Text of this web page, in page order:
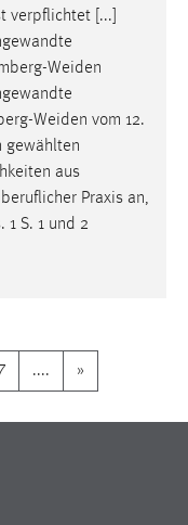
verpflichtet [...]
Weiden
Weiden vom 12.
gewählten
aus
Praxis an,
S. 1 und 2
.... »